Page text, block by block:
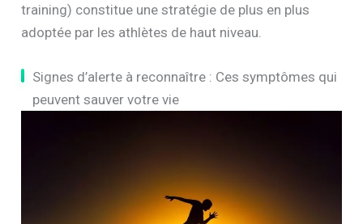
training) constitue une stratégie de plus en plus
adoptée par les athlètes de haut niveau.
Signes d’alerte à reconnaître : Ces symptômes qui
peuvent sauver votre vie